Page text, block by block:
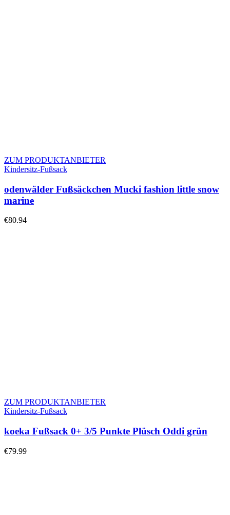
ZUM PRODUKTANBIETER
Kindersitz-Fußsack
odenwälder Fußsäckchen Mucki fashion little snow
marine
€80.94
ZUM PRODUKTANBIETER
Kindersitz-Fußsack
koeka Fußsack 0+ 3/5 Punkte Plüsch Oddi grün
€79.99